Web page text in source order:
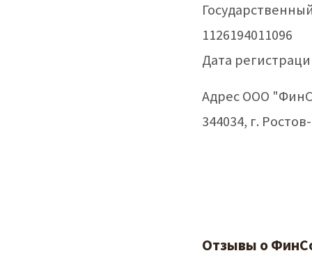
1126194011096
Дата
Адрес ООО
344034, г.
Отзывы о